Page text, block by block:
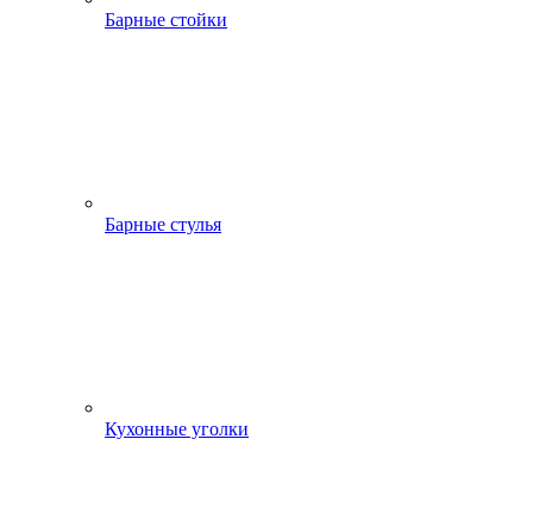
Барные стойки
Барные стулья
Кухонные уголки